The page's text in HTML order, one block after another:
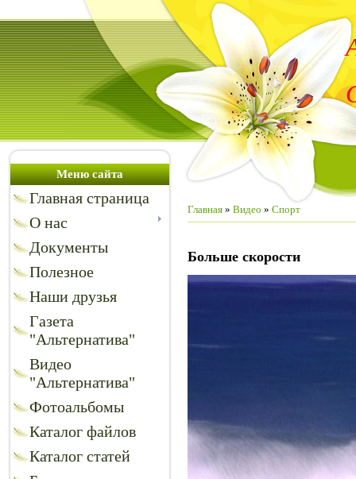
Меню сайта
Главная страница
О нас
Документы
Полезное
Наши друзья
Газета
"Альтернатива"
Видео
"Альтернатива"
Фотоальбомы
Каталог файлов
Каталог статей
Главная » Видео » Спорт
Больше скорости